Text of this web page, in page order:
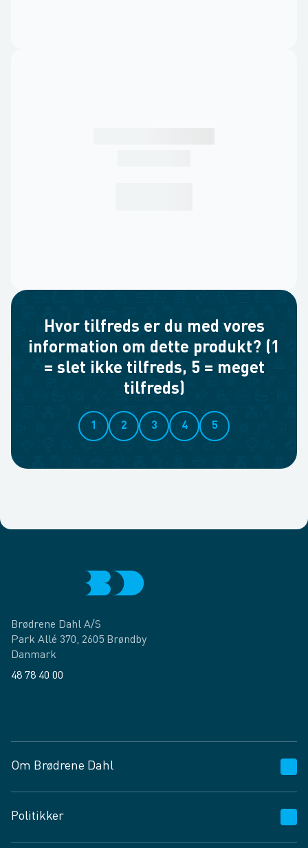
Hvor tilfreds er du med vores
information om dette produkt? (1
= slet ikke tilfreds, 5 = meget
tilfreds)
1 2 3 4 5
Brødrene Dahl A/S
Park Allé 370, 2605 Brøndby
Danmark
48 78 40 00
Om Brødrene Dahl
Vagttelefon 30 10 89 89
Politikker